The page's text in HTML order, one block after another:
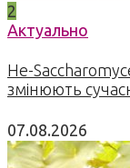
2
Актуально
Не-
змінюють
07.08.2026